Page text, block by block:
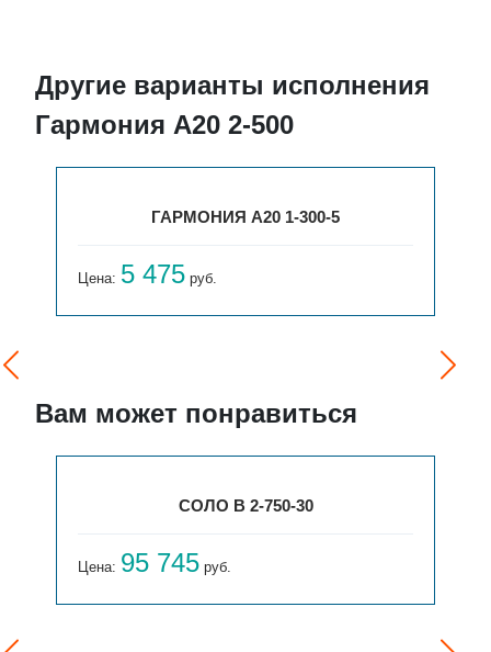
Другие варианты исполнения
Гармония А20 2-500
ГАРМОНИЯ А20 1-300-5
Цена: 5 475 руб.
Вам может понравиться
СОЛО В 2-750-30
Цена: 95 745 руб.